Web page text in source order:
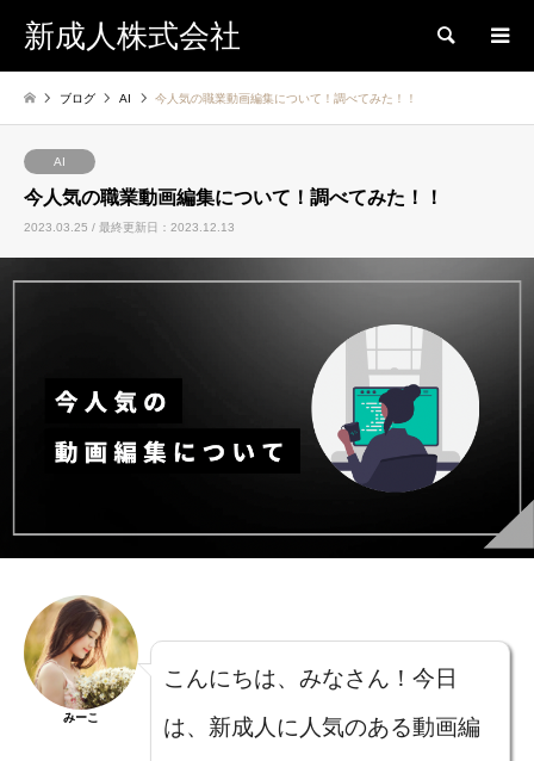
新成人株式会社 検索
ブログ AI 今人気の職業動画編集について！調べてみた！！
AI
今人気の職業動画編集について！調べてみた！！
2023.03.25 / 最終更新日：2023.12.13
みーこ
こんにちは、みなさん！今日
は、新成人に人気のある動画編